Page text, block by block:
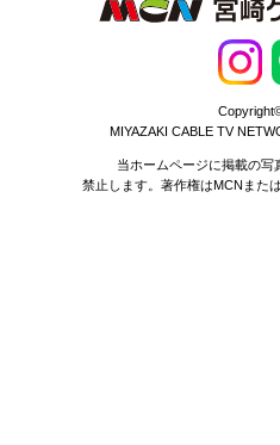
MIYAZAKI CABLE TV
当ホームページに掲載の写
禁止します。著作権はMCNまた